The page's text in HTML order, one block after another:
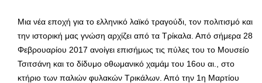
Μια νέα εποχή για το ελληνικό λαϊκό τραγούδι, τον πολιτισμό και
την ιστορική μας γνώση αρχίζει από τα Τρίκαλα. Από σήμερα 28
Φεβρουαρίου 2017 ανοίγει επισήμως τις πύλες του το Μουσείο
Τσιτσάνη και το δίδυμο οθωμανικό χαμάμ του 16ου αι., στο
κτήριο των παλιών φυλακών Τρικάλων. Από την 1η Μαρτίου